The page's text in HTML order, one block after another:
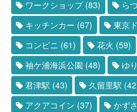
ワークショップ(83) ら
キッチンカー (67) 東京
コンビニ (61) 花火 (59)
袖ケ浦海浜公園 (48) ゆ
君津駅 (43) 久留里駅
アクアコイン (37) かず